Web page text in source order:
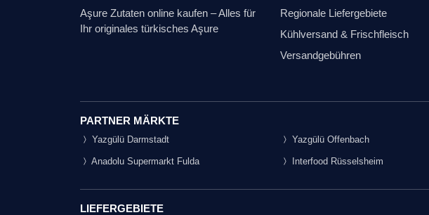
Aşure Zutaten online kaufen – Alles für
Ihr originales türkisches Aşure
Regionale Liefergebiete
Kühlversand & Frischfleisch
Versandgebühren
PARTNER MÄRKTE
Yazgülü Darmstadt Yazgülü Offenbach
Anadolu Supermarkt Fulda Interfood Rüsselsheim
LIEFERGEBIETE